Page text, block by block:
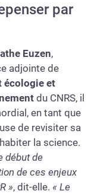
par
Euzen,
adjointe de
écologie et
du CNRS, il
en tant que
de revisiter sa
la science.
début de
de ces enjeux
», dit-elle. « Le